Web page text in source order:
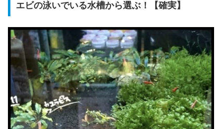
エビの泳いでいる水槽から選ぶ！【確実】